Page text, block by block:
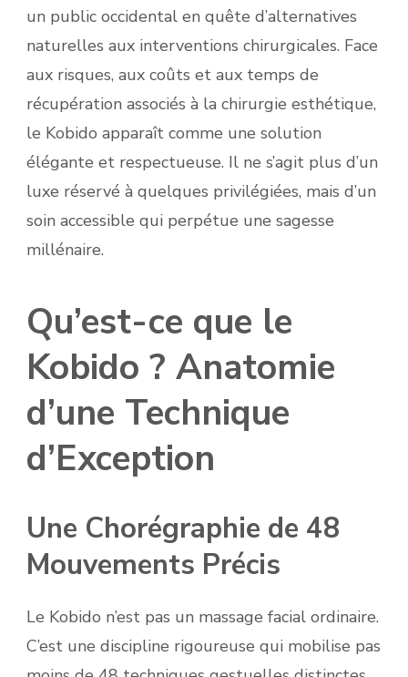
un public occidental en quête d’alternatives
naturelles aux interventions chirurgicales. Face
aux risques, aux coûts et aux temps de
récupération associés à la chirurgie esthétique,
le Kobido apparaît comme une solution
élégante et respectueuse. Il ne s’agit plus d’un
luxe réservé à quelques privilégiées, mais d’un
soin accessible qui perpétue une sagesse
millénaire.
Qu’est-ce que le
Kobido ? Anatomie
d’une Technique
d’Exception
Une Chorégraphie de 48
Mouvements Précis
Le Kobido n’est pas un massage facial ordinaire.
C’est une discipline rigoureuse qui mobilise pas